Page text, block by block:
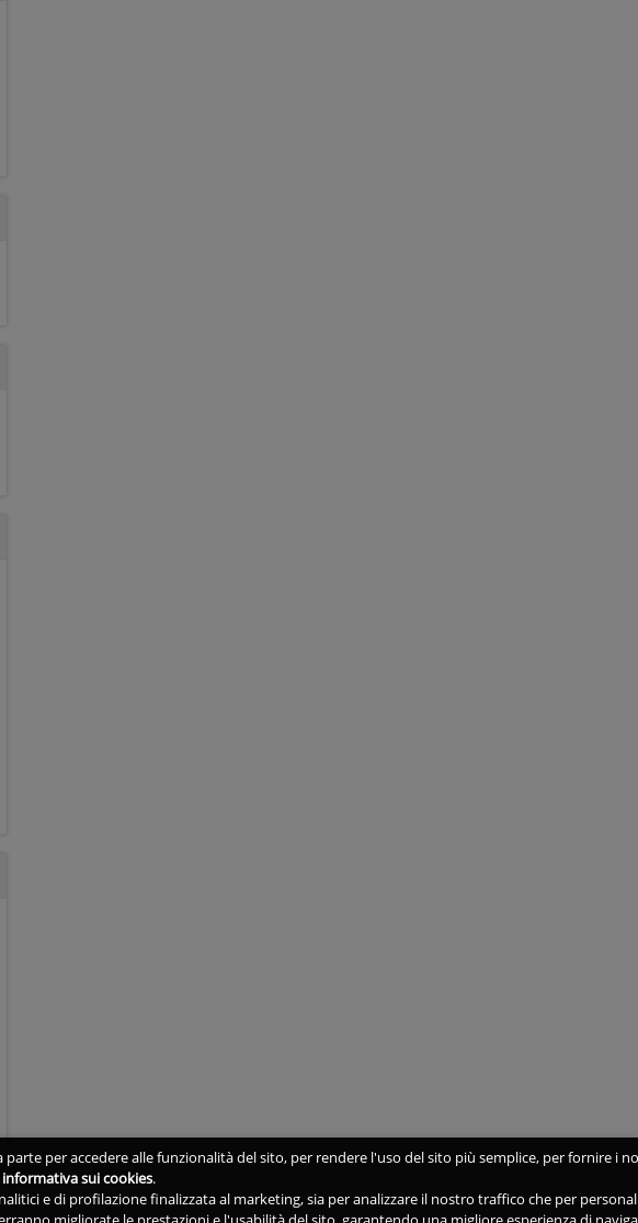
per accedere alle funzionalità del sito, per rendere l'uso del sito più semplice, per fornire i
informativa sui cookies.
e di profilazione finalizzata al marketing, sia per analizzare il nostro traffico che per